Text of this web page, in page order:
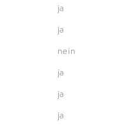
ja
ja
nein
ja
ja
ja